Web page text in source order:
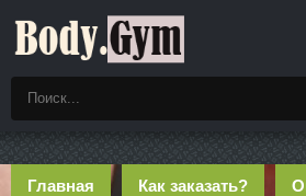
Главная Как заказать?